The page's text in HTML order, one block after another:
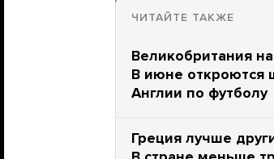
ЧИТАЙТЕ ТАКЖЕ
Великобритания
В июне откроются
Англии по футболу
Греция лучше